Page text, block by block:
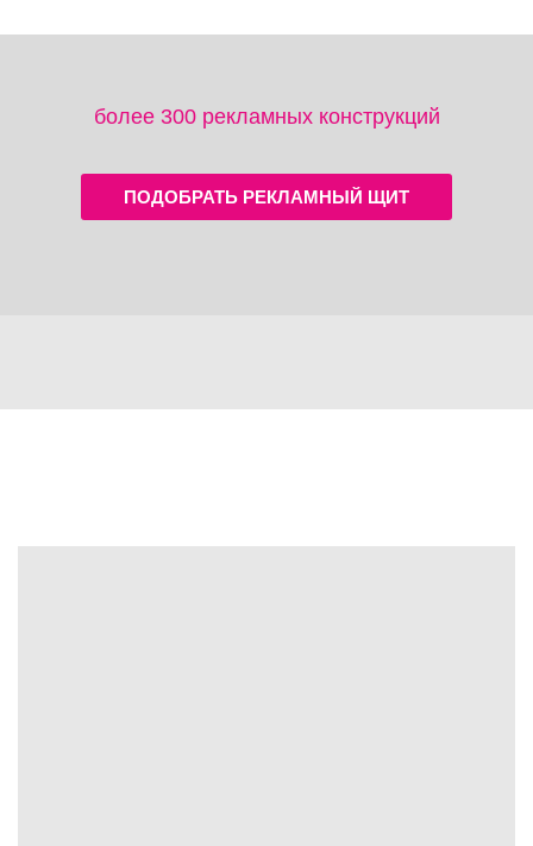
более 300 рекламных конструкций
ПОДОБРАТЬ РЕКЛАМНЫЙ ЩИТ